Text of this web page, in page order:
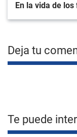
En la vida de
Deja tu
Te puede